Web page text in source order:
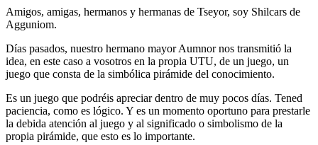
Amigos, amigas, hermanos y hermanas de Tseyor, soy Shilcars de
Agguniom.
Días pasados, nuestro hermano mayor Aumnor nos transmitió la
idea, en este caso a vosotros en la propia UTU, de un juego, un
juego que consta de la simbólica pirámide del conocimiento.
Es un juego que podréis apreciar dentro de muy pocos días. Tened
paciencia, como es lógico. Y es un momento oportuno para prestarle
la debida atención al juego y al significado o simbolismo de la
propia pirámide, que esto es lo importante.